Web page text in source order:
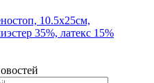
10.5х25см,
35%, латекс 15%